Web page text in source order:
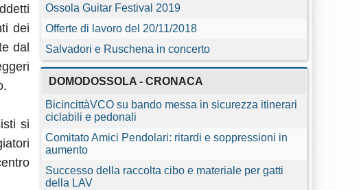
dei
dal
si
Ossola Guitar Festival 2019
Offerte di lavoro del 20/11/2018
Salvadori e Ruschena in concerto
DOMODOSSOLA - CRONACA
BicincittàVCO su bando messa in sicurezza itinerari
ciclabili e pedonali
Comitato Amici Pendolari: ritardi e soppressioni in
aumento
Successo della raccolta cibo e materiale per gatti
della LAV